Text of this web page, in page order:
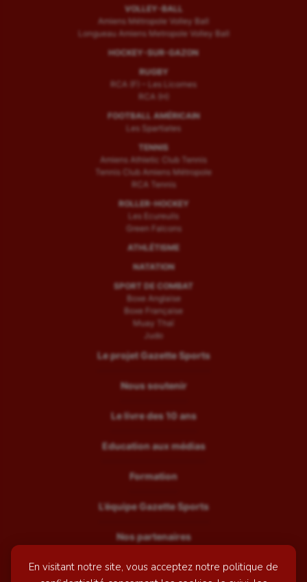
En visitant notre site, vous acceptez notre politique de
VOLLEY-BALL
Amiens Métropole Volley Ball
Longueau Amiens Metropole Volley Ball
HOCKEY-SUR-GAZON
RUGBY
RCA (F) – Les Licornes
RCA (H)
FOOTBALL AMÉRICAIN
Les Spartiates
TENNIS
Amiens Athletic Club Tennis
Tennis Club Amiens Métropole
RCA Tennis
ROLLER-HOCKEY
Les Ecureuils
Green Falcons
ATHLÉTISME
NATATION
SPORT DE COMBAT
Boxe Anglaise
Boxe Française
Muay Thaï
Judo
Le projet Gazette Sports
Nous soutenir
Le livre des 10 ans
Education aux médias
Formation
L’équipe Gazette Sports
Nos partenaires
Recrutement